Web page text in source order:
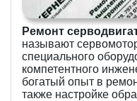
Ремонт
называют
специального
компетентного
богатый опыт в
также настройке